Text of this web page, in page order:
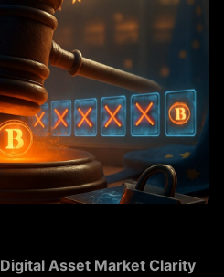
Digital Asset Market Clarity